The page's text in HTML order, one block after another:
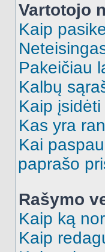
Vartotojo
Kaip
Pakeičiau
Kalbų
Kaip
Kas yra
Kai
paprašo
Rašymo
Kaip ką
Kaip